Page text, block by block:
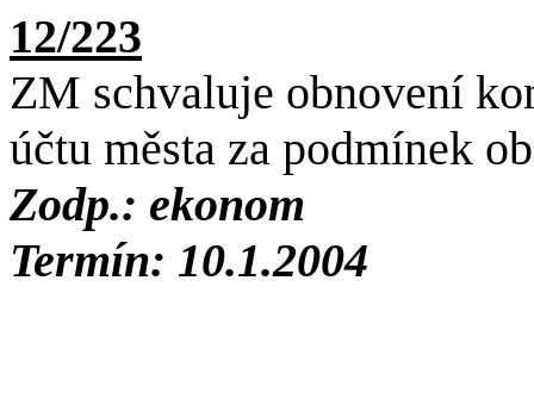
12/223
ZM schvaluje obnovení
účtu města za podmínek
Zodp.: ekonom
Termín: 10.1.2004